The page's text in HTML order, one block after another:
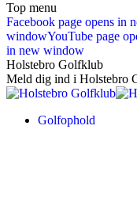
Top menu
Facebook page opens in
windowYouTube page
in new window
Holstebro Golfklub
Meld dig ind i Holstebro
Golfophold